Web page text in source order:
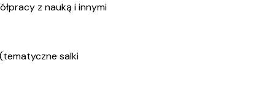
z nauką i innymi
salki